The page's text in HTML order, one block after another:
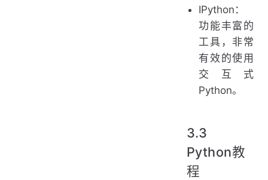
IPython：
功能丰富的
工具，非常
有效的使用
交互式
Python。
3.3
Python教
程